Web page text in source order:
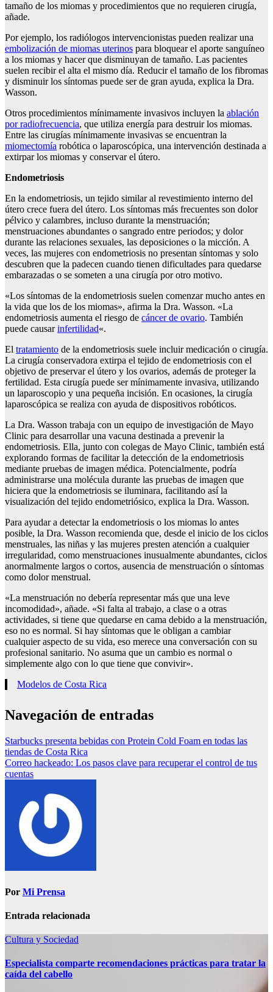
tamaño de los miomas y procedimientos que no requieren cirugía,
añade.
Por ejemplo, los radiólogos intervencionistas pueden realizar una
embolización de miomas uterinos para bloquear el aporte sanguíneo
a los miomas y hacer que disminuyan de tamaño. Las pacientes
suelen recibir el alta el mismo día. Reducir el tamaño de los fibromas
y disminuir los síntomas puede ser de gran ayuda, explica la Dra.
Wasson.
Otros procedimientos mínimamente invasivos incluyen la ablación
por radiofrecuencia, que utiliza energía para destruir los miomas.
Entre las cirugías mínimamente invasivas se encuentran la
miomectomía robótica o laparoscópica, una intervención destinada a
extirpar los miomas y conservar el útero.
Endometriosis
En la endometriosis, un tejido similar al revestimiento interno del
útero crece fuera del útero. Los síntomas más frecuentes son dolor
pélvico y calambres, incluso durante la menstruación;
menstruaciones abundantes o sangrado entre periodos; y dolor
durante las relaciones sexuales, las deposiciones o la micción. A
veces, las mujeres con endometriosis no presentan síntomas y solo
descubren que la padecen cuando tienen dificultades para quedarse
embarazadas o se someten a una cirugía por otro motivo.
«Los síntomas de la endometriosis suelen comenzar mucho antes en
la vida que los de los miomas», afirma la Dra. Wasson. «La
endometriosis aumenta el riesgo de cáncer de ovario. También
puede causarinfertilidad«.
El tratamiento de la endometriosis suele incluir medicación o cirugía.
La cirugía conservadora extirpa el tejido de endometriosis con el
objetivo de preservar el útero y los ovarios, además de proteger la
fertilidad. Esta cirugía puede ser mínimamente invasiva, utilizando
un laparoscopio y una pequeña incisión. En ocasiones, la cirugía
laparoscópica se realiza con ayuda de dispositivos robóticos.
La Dra. Wasson trabaja con un equipo de investigación de Mayo
Clinic para desarrollar una vacuna destinada a prevenir la
endometriosis. Ella, junto con colegas de Mayo Clinic, también está
explorando formas de facilitar la detección de la endometriosis
mediante pruebas de imagen médica. Potencialmente, podría
administrarse una molécula durante las pruebas de imagen que
hiciera que la endometriosis se iluminara, facilitando así la
visualización del tejido endometriósico, explica la Dra. Wasson.
Para ayudar a detectar la endometriosis o los miomas lo antes
posible, la Dra. Wasson recomienda que, desde el inicio de los ciclos
menstruales, las niñas y las mujeres presten atención a cualquier
irregularidad, como menstruaciones inusualmente abundantes, ciclos
anormalmente largos o cortos, ausencia de menstruación o síntomas
como dolor menstrual.
«La menstruación no debería representar más que una leve
incomodidad», añade. «Si falta al trabajo, a clase o a otras
actividades, si tiene que quedarse en cama debido a la menstruación,
eso no es normal. Si hay síntomas que le obligan a cambiar
cualquier aspecto de su vida, eso merece una conversación con su
profesional sanitario. No asuma que un cambio es normal o
simplemente algo con lo que tiene que convivir».
Modelos de Costa Rica
Navegación de entradas
Starbucks presenta bebidas con Protein Cold Foam en todas las
tiendas de Costa Rica
Correo hackeado: Los pasos clave para recuperar el control de tus
cuentas
Por Mi Prensa
Entrada relacionada
Cultura y Sociedad
Especialista comparte recomendaciones prácticas para tratar la
caída del cabello